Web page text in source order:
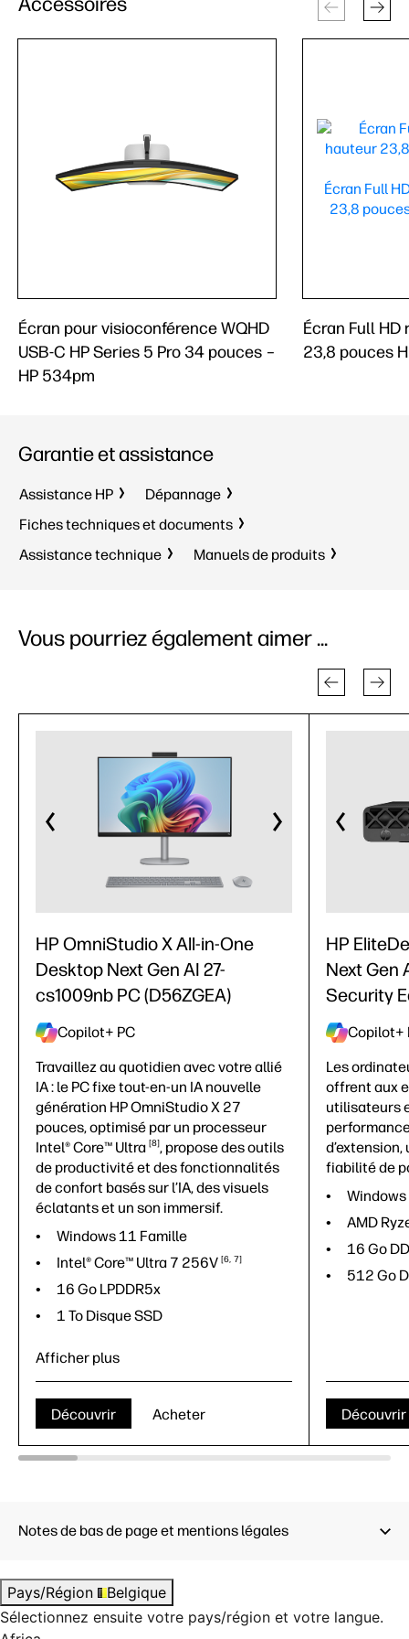
Écran pour visioconférence WQHD
USB-C HP Series 5 Pro 34 pouces –
HP 534pm
Écran Full
23,8 pouces
Garantie et assistance
Assistance HP
Dépannage
Fiches techniques et documents
Assistance technique
Manuels de produits
Vous pourriez également aimer ...
HP OmniStudio X All-in-One
Desktop Next Gen AI 27-
cs1009nb PC (D56ZGEA)
Copilot+ PC
Travaillez au quotidien avec votre allié
IA : le PC fixe tout-en-un IA nouvelle
génération HP OmniStudio X 27
pouces, optimisé par un processeur
Intel® Core™ Ultra 8 , propose des outils
de productivité et des fonctionnalités
de confort basés sur l’IA, des visuels
éclatants et un son immersif.
Windows 11 Famille
Intel® Core™ Ultra 7 256V 6 7
16 Go LPDDR5x
1 To Disque SSD
Windows 11 Famille
Afficher plus
Découvrir Acheter
HP
Next Gen
Security
Copilot+
Les
offrent aux
utilisateurs
fiabilité de
AMD
16 Go
512 Go
Découvrir
Notes de bas de page et mentions légales
Pays/Région
Belgique
Sélectionnez ensuite votre pays/région et votre langue.